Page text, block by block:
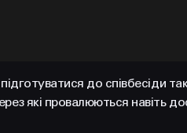
до співбесіди
які провалюються навіть